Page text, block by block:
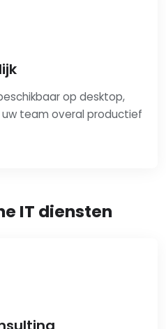
op desktop,
team overal productief
IT diensten